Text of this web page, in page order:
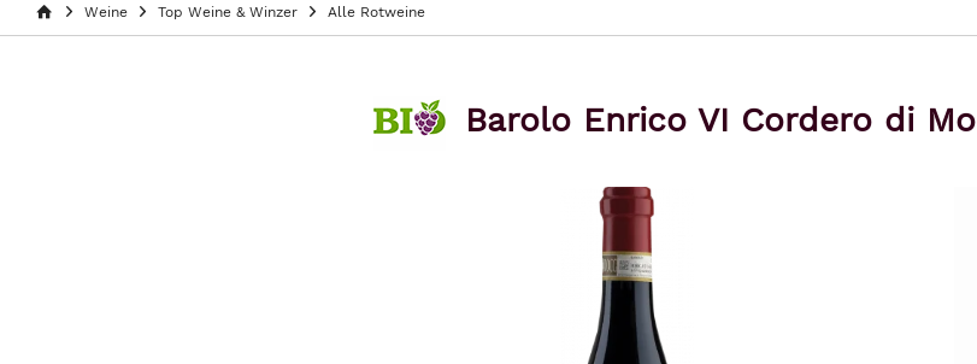
Weine Top Weine & Winzer Alle Rotweine
Barolo Enrico VI Cordero di